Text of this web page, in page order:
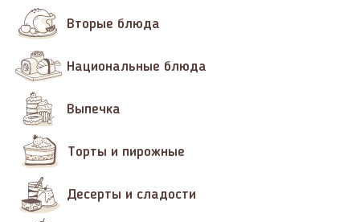
Вторые блюда
Национальные блюда
Выпечка
Торты и пирожные
Десерты и сладости